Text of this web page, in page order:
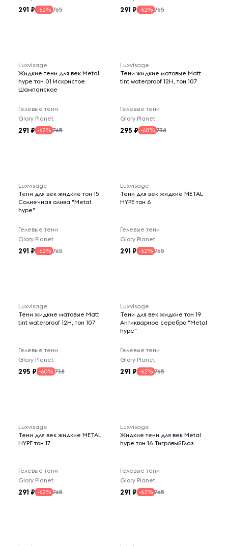
291 -62% 765 291 -62% 765
Luxvisage
Жидкие тени для век Metal
hype тон 01 Искристое
Шампанское
Гелевые тени
Glory Planet
291 -62% 765
Luxvisage
Тени жидкие матовые Matt
tint waterproof 12H, тон 107
Гелевые тени
Glory Planet
295 -60% 738
Luxvisage
Тени для век жидкие тон 15
Солнечная олива "Metal
hype"
Гелевые тени
Glory Planet
291 -62% 765
Luxvisage
Тени для век жидкие METAL
HYPE тон 6
Гелевые тени
Glory Planet
291 -62% 765
Luxvisage
Тени жидкие матовые Matt
tint waterproof 12H, тон 107
Гелевые тени
Glory Planet
295 -60% 738
Luxvisage
Тени для век жидкие тон 19
Антикварное серебро "Metal
hype"
Гелевые тени
Glory Planet
291 -62% 765
Luxvisage
Тени для век жидкие METAL
HYPE тон 17
Гелевые тени
Glory Planet
291 -62% 765
Luxvisage
Жидкие тени для век Metal
hype тон 16 ТигровыйГлаз
Гелевые тени
Glory Planet
291 -62% 765